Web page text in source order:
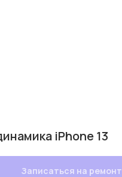
iPhone 13
Записаться на ремонт